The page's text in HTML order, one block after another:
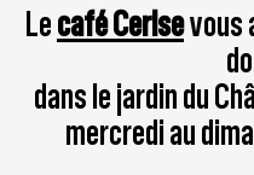
Lecafé Cerisevous
dans le jardin du
mercredi au